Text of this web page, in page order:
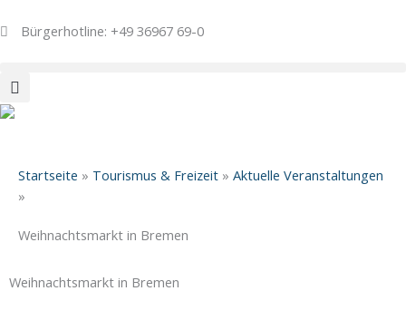
InhaltBürgerhotline: +49 36967 69-0
Startseite » Tourismus & Freizeit » Aktuelle Veranstaltungen
»
Weihnachtsmarkt in Bremen
Weihnachtsmarkt in Bremen